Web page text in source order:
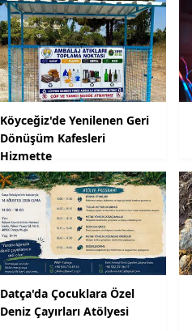
Köyceğiz'de Yenilenen Geri
Dönüşüm Kafesleri
Hizmette
Datça'da Çocuklara Özel
Deniz Çayırları Atölyesi